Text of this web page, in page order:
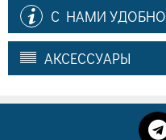
С НАМИ УДОБНО
АКСЕССУАРЫ